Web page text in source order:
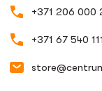
+371 206 000
+371 67 540 111